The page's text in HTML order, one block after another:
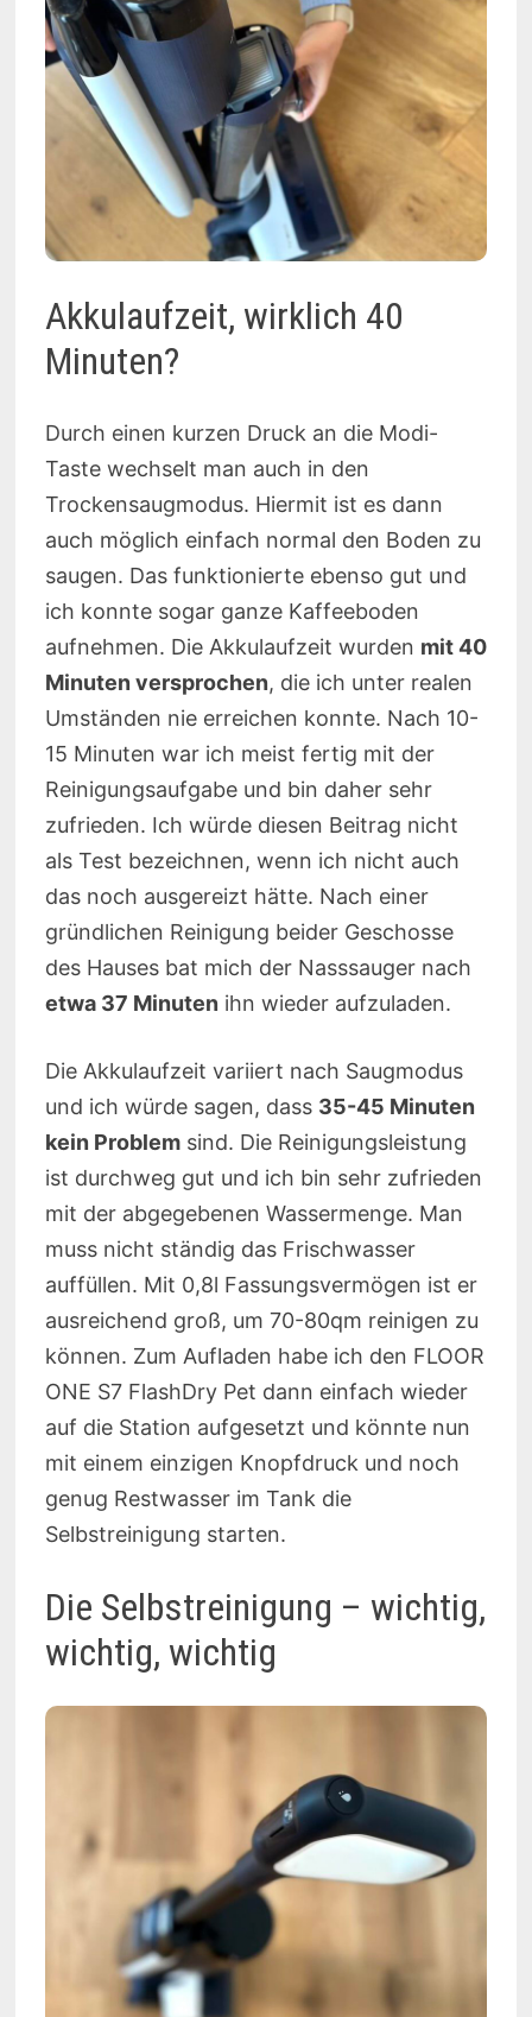
Akkulaufzeit, wirklich 40
Minuten?
Durch einen kurzen Druck an die Modi-
Taste wechselt man auch in den
Trockensaugmodus. Hiermit ist es dann
auch möglich einfach normal den Boden zu
saugen. Das funktionierte ebenso gut und
ich konnte sogar ganze Kaffeeboden
aufnehmen. Die Akkulaufzeit wurden mit 40
Minuten versprochen, die ich unter realen
Umständen nie erreichen konnte. Nach 10-
15 Minuten war ich meist fertig mit der
Reinigungsaufgabe und bin daher sehr
zufrieden. Ich würde diesen Beitrag nicht
als Test bezeichnen, wenn ich nicht auch
das noch ausgereizt hätte. Nach einer
gründlichen Reinigung beider Geschosse
des Hauses bat mich der Nasssauger nach
etwa 37 Minuten ihn wieder aufzuladen.
Die Akkulaufzeit variiert nach Saugmodus
und ich würde sagen, dass 35-45 Minuten
kein Problemsind. Die Reinigungsleistung
ist durchweg gut und ich bin sehr zufrieden
mit der abgegebenen Wassermenge. Man
muss nicht ständig das Frischwasser
auffüllen. Mit 0,8l Fassungsvermögen ist er
ausreichend groß, um 70-80qm reinigen zu
können. Zum Aufladen habe ich den FLOOR
ONE S7 FlashDry Pet dann einfach wieder
auf die Station aufgesetzt und könnte nun
mit einem einzigen Knopfdruck und noch
genug Restwasser im Tank die
Selbstreinigung starten.
Die Selbstreinigung – wichtig,
wichtig, wichtig